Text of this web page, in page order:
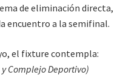
de eliminación directa,
encuentro a la semifinal.
el fixture contempla:
Complejo Deportivo)